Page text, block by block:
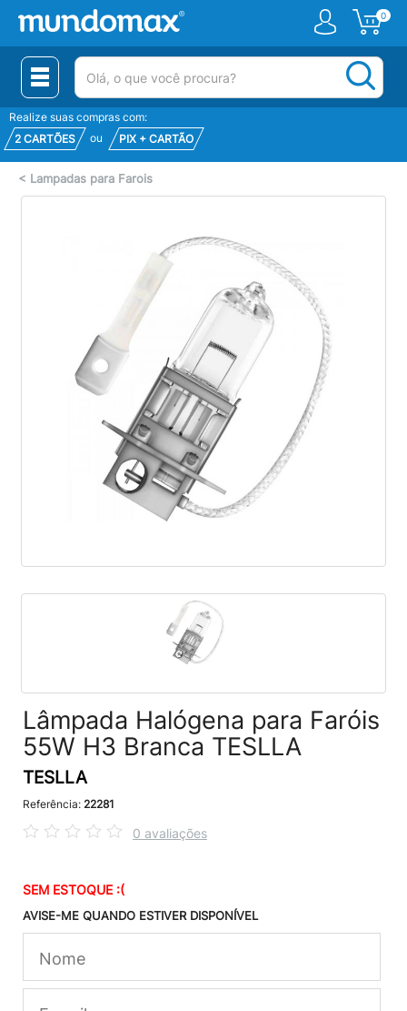
0
(pesquisar)
Realize suas compras com:
2 CARTÕES
ou PIX + CARTÃO
< Lampadas para Farois
Lâmpada Halógena para Faróis
55W H3 Branca TESLLA
TESLLA
Referência: 22281
0 avaliações
SEM ESTOQUE :(
AVISE-ME QUANDO ESTIVER DISPONÍVEL